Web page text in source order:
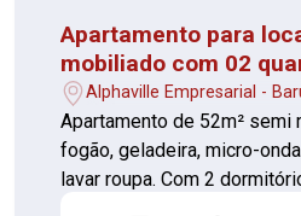
Apartamento para
mobiliado com 02
Alphaville
Alphaville Empresarial -
Apartamento de 52m² semi
fogão, geladeira, micro-
lavar roupa. Com 2 dormitórios, andar alto e 01